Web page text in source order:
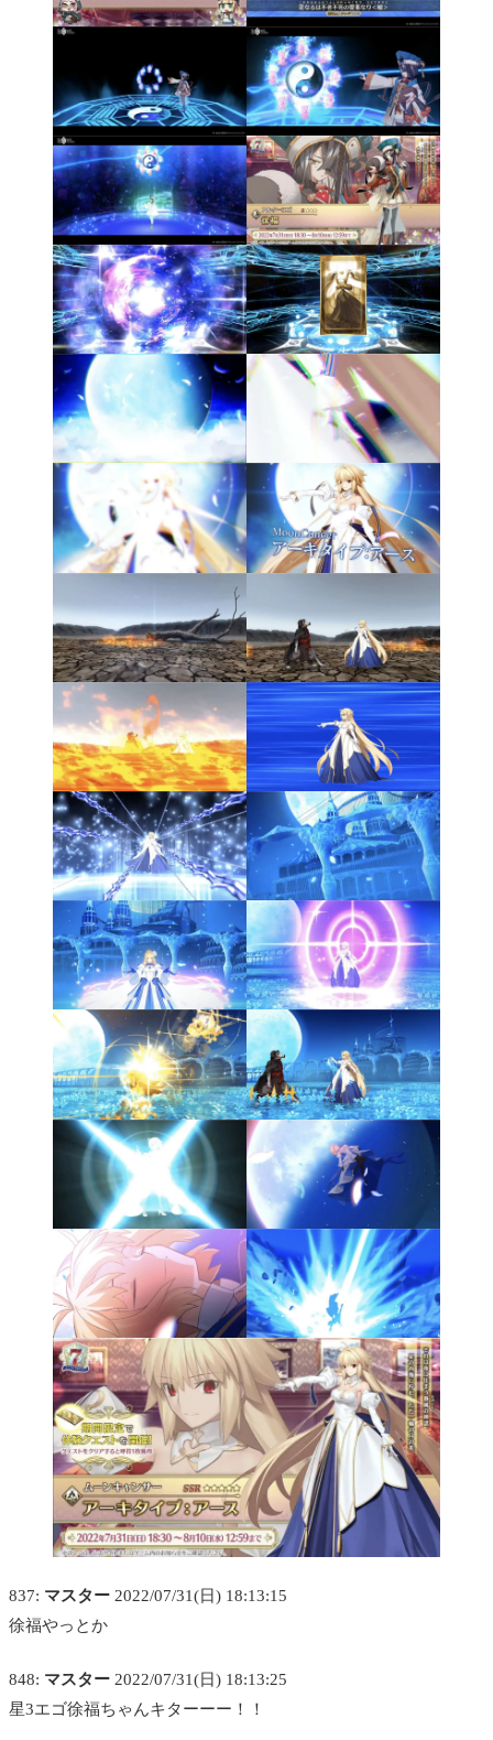
837: マスター 2022/07/31(日) 18:13:15
徐福やっとか
848: マスター 2022/07/31(日) 18:13:25
星3エゴ徐福ちゃんキターーー！！